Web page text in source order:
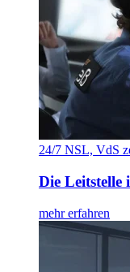
24/7 NSL, VdS
Die Leitstelle
mehr erfahren